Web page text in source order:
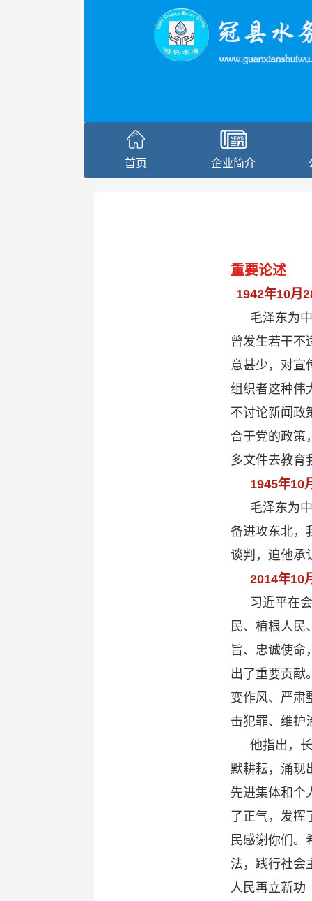
首页 企业简介
重要论述
1942年10月
毛泽东为
曾发生若干不
意甚少，对宣
组织者这种伟
不讨论新闻政
合于党的政策
多文件去教育
1945年10
毛泽东为
备进攻东北，
谈判，迫他承
2014年10
习近平在
民、植根人民
旨、忠诚使命
出了重要贡献
变作风、严肃
击犯罪、维护
他指出，
默耕耘，涌现
先进集体和个
了正气，发
民感谢你们。
法，践行社会
人民再立新功